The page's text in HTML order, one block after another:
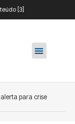
[3]
para crise